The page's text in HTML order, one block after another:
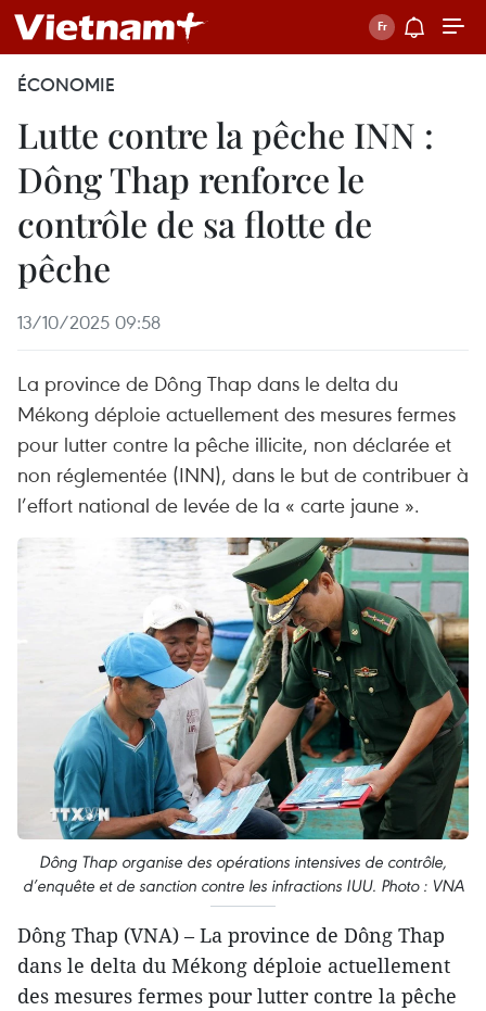
ÉCONOMIE
Lutte contre la pêche INN :
Dông Thap renforce le
contrôle de sa flotte de
pêche
13/10/2025 09:58
La province de Dông Thap dans le delta du
Mékong déploie actuellement des mesures fermes
pour lutter contre la pêche illicite, non déclarée et
non réglementée (INN), dans le but de contribuer à
l’effort national de levée de la « carte jaune ».
Dông Thap organise des opérations intensives de contrôle,
d’enquête et de sanction contre les infractions IUU. Photo : VNA
Dông Thap (VNA) – La province de Dông Thap
dans le delta du Mékong déploie actuellement
des mesures fermes pour lutter contre la pêche